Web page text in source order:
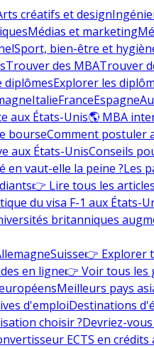
créatifs et design
Médias et marketing
Sport, bien-être et
Trouver des MBATrouver
diplômesExplorer les
ItalieFranceEspagne
aux États-Unis🌎 MBA
bourseComment postuler
aux États-UnisConseils
en vaut-elle la peine ?Les
👉 Lire tous les
du visa F-1 aux États-
britanniques
Suisse👉 Explorer
en ligne👉 Voir tous les
Meilleurs pays
d'emploiDestinations
choisir ?Devriez-
ECTS en crédits